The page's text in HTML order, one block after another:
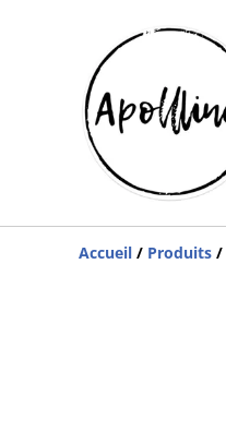
Accueil / Produits /